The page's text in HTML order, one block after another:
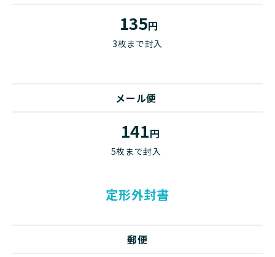
135円
3枚まで封入
メール便
141円
5枚まで封入
定形外封書
郵便